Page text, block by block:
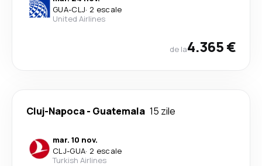
GUA-CLJ· 2 escale
United Airlines
de la4.365 €
Cluj-Napoca- Guatemala 15 zile
mar. 10 nov.
CLJ-GUA· 2 escale
Turkish Airlines